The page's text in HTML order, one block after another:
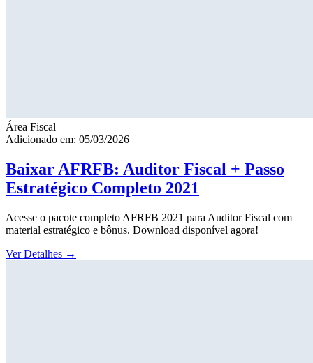
Área Fiscal
Adicionado em: 05/03/2026
Baixar AFRFB: Auditor Fiscal + Passo
Estratégico Completo 2021
Acesse o pacote completo AFRFB 2021 para Auditor Fiscal com
material estratégico e bônus. Download disponível agora!
Ver Detalhes →